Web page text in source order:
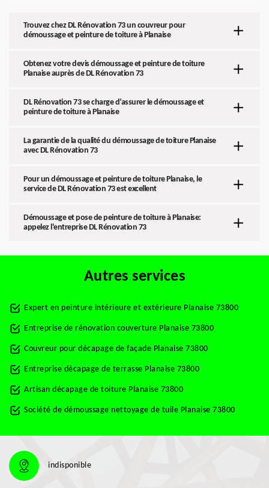
Trouvez chez DL Rénovation 73 un couvreur pour
démoussage et peinture de toiture à Planaise
Obtenez votre devis démoussage et peinture de toiture
Planaise auprès de DL Rénovation 73
DL Rénovation 73 se charge d’assurer le démoussage et
peinture de toiture à Planaise
La garantie de la qualité du démoussage de toiture Planaise
avec DL Rénovation 73
Pour un démoussage et peinture de toiture Planaise, le
service de DL Rénovation 73 est excellent
Démoussage et pose de peinture de toiture à Planaise:
appelez l'entreprise DL Rénovation 73
Autres services
Expert en peinture intérieure et extérieure Planaise 73800
Entreprise de rénovation couverture Planaise 73800
Couvreur pour décapage de façade Planaise 73800
Entreprise décapage de terrasse Planaise 73800
Artisan décapage de toiture Planaise 73800
Société de démoussage nettoyage de tuile Planaise 73800
indisponible